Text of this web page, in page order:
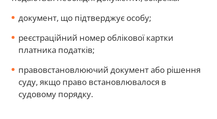
документ, що підтверджує особу;
реєстраційний номер облікової картки
платника податків;
правовстановлюючий документ або рішення
суду, якщо право встановлювалося в
судовому порядку.